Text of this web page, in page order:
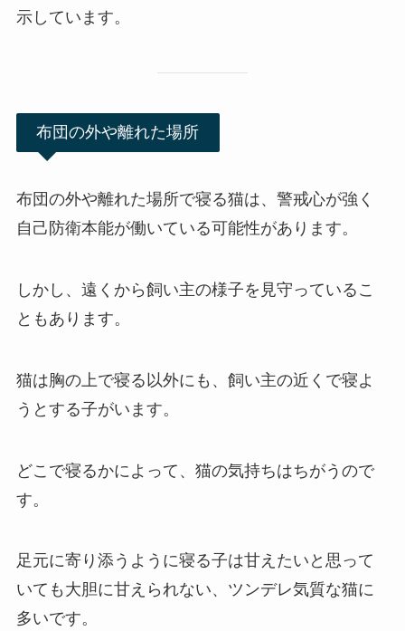
示しています。
布団の外や離れた場所
布団の外や離れた場所で寝る猫は、警戒心が強く
自己防衛本能が働いている可能性があります。
しかし、遠くから飼い主の様子を見守っているこ
ともあります。
猫は胸の上で寝る以外にも、飼い主の近くで寝よ
うとする子がいます。
どこで寝るかによって、猫の気持ちはちがうので
す。
足元に寄り添うように寝る子は甘えたいと思って
いても大胆に甘えられない、ツンデレ気質な猫に
多いです。